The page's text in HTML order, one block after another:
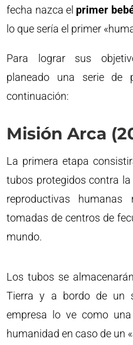
fecha nazca el primer
lo que sería el primer
Para lograr sus
planeado una serie de
continuación:
Misión Arca
La primera etapa
tubos protegidos contra
reproductivas humanas
tomadas de centros de
mundo.
Los tubos se
Tierra y a bordo de un
empresa lo ve como
humanidad en caso de un